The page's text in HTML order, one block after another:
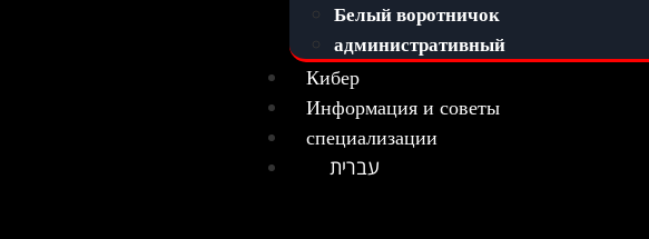
Белый воротничок
административный
Кибер
Информация и советы
специализации
עברית